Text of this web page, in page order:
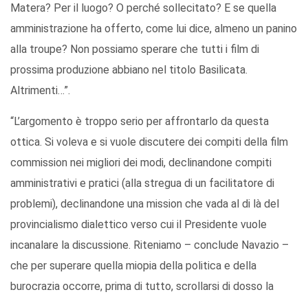
Matera? Per il luogo? O perché sollecitato? E se quella
amministrazione ha offerto, come lui dice, almeno un panino
alla troupe? Non possiamo sperare che tutti i film di
prossima produzione abbiano nel titolo Basilicata.
Altrimenti…”.
“L’argomento è troppo serio per affrontarlo da questa
ottica. Si voleva e si vuole discutere dei compiti della film
commission nei migliori dei modi, declinandone compiti
amministrativi e pratici (alla stregua di un facilitatore di
problemi), declinandone una mission che vada al di là del
provincialismo dialettico verso cui il Presidente vuole
incanalare la discussione. Riteniamo – conclude Navazio –
che per superare quella miopia della politica e della
burocrazia occorre, prima di tutto, scrollarsi di dosso la